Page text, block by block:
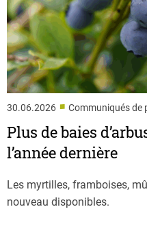
30.06.2026 ■ Communiqués de
Plus de baies
l’année dernière
Les myrtilles, framboises,
nouveau disponibles.